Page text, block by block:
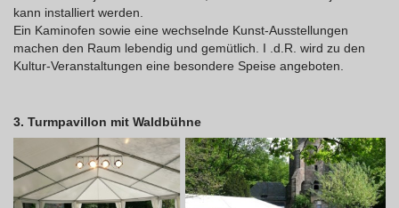
kann installiert werden.
Ein Kaminofen sowie eine wechselnde Kunst-Ausstellungen
machen den Raum lebendig und gemütlich. I .d.R. wird zu den
Kultur-Veranstaltungen eine besondere Speise angeboten.
3. Turmpavillon mit Waldbühne